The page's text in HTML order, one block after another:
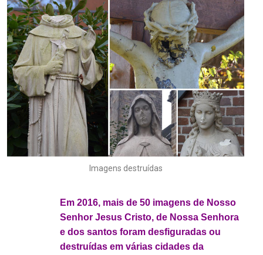
Imagens destruídas
Em 2016, mais de 50 imagens de Nosso
Senhor Jesus Cristo, de Nossa Senhora
e dos santos foram desfiguradas ou
destruídas em várias cidades da